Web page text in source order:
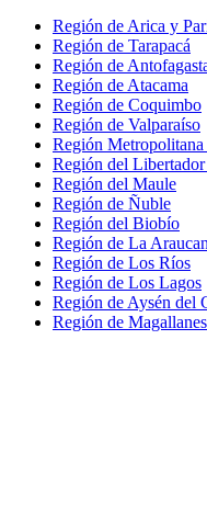
Región de Arica y
Región de Tarapacá
Región de
Región de Atacama
Región de Coquimbo
Región de Valparaíso
Región Metropolitana
Región del
Región del Maule
Región de Ñuble
Región del Biobío
Región de La
Región de Los Ríos
Región de Los Lagos
Región de Aysén del
Región de